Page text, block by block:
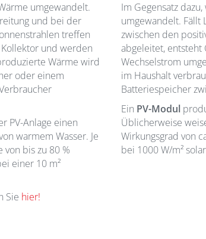
umgewandelt.
und bei der
treffen
und werden
Wärme wird
oder einem
PV-Anlage einen
warmem Wasser. Je
bis zu 80 %
einer 10 m²
Sie hier!
Im Gegensatz
umgewandelt. Fällt
zwischen den
abgeleitet,
Wechselstrom
im Haushalt
Batteriespeicher
Ein PV-Modul
Üblicherweise
Wirkungsgrad von
bei 1000 W/m²